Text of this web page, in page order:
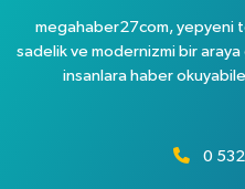
megahaber27com, yepyeni
sadelik ve modernizmi bir
insanlara haber
0